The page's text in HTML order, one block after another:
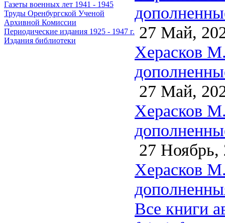
Газеты военных лет 1941 - 1945
Труды Оренбургской Ученой
Архивной Комиссии
Периодические издания 1925 - 1947 г.
Издания библиотеки
27 Май,
Херасков
27 Май,
Херасков
27 Ноябрь,
Херасков
Все книги